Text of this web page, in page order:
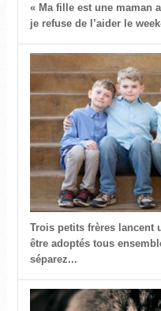
« Ma fille est une maman
je refuse de l’aider le
Trois petits frères lancent
être adoptés tous
séparez...